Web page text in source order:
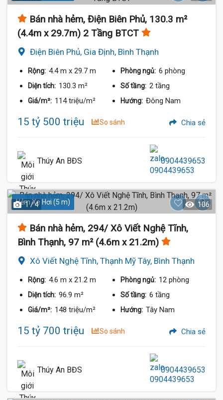
Bán nhà hẻm, Điện Biên Phủ, 130.3 m²
(4.4m x 29.7m) 2 Tầng BTCT
Điện Biên Phủ, Gia Định, Bình Thạnh
Rộng: 4.4 m x 29.7 m Phòng ngủ: 6 phòng
Diện tích: 130.3 m² Số tầng: 2 tầng
Giá/m²: 114 triệu/m² Hướng: Đông Nam
15 tỷ 500 triệu So sánh Chia sẻ
Thúy An BĐS 0904439653
Hẻm Xe Hơi (5 m)
1 / 4 106
Bán nhà hẻm, 294/ Xô Viết Nghệ Tĩnh,
Bình Thạnh, 97 m² (4.6m x 21.2m)
Xô Viết Nghệ Tĩnh, Thạnh Mỹ Tây, Bình Thạnh
Rộng: 4.6 m x 21.2 m Phòng ngủ: 12 phòng
Diện tích: 96.9 m² Số tầng: 6 tầng
Giá/m²: 148 triệu/m² Hướng: Tây Nam
15 tỷ 700 triệu So sánh Chia sẻ
Thúy An BĐS 0904439653